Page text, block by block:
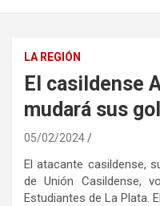
LA REGIÓN
El casildense
mudará sus
05/02/2024
El atacante casildense,
de Unión Casildense,
Estudiantes de La Plata.